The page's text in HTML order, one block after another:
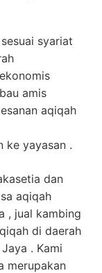
syariat
amis
aqiqah
ke yayasan .
dan
aqiqah
, jual kambing
di daerah
. Kami
merupakan